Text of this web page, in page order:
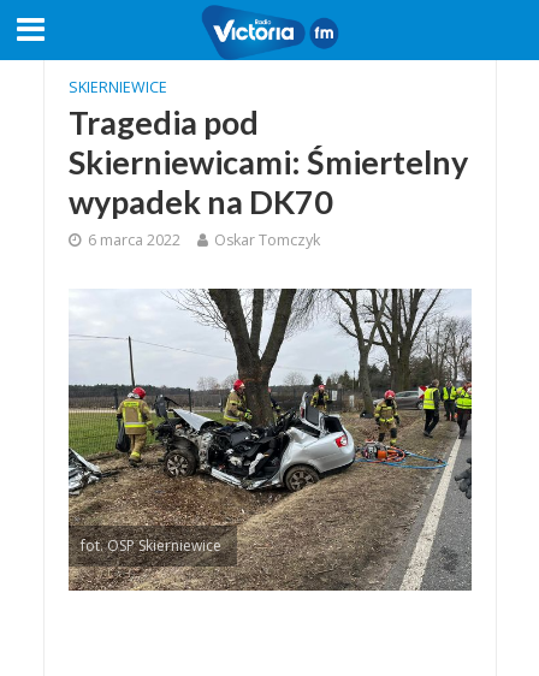
SKIERNIEWICE
Tragedia pod
Skierniewicami: Śmiertelny
wypadek na DK70
6 marca 2022 Oskar Tomczyk
fot. OSP Skierniewice